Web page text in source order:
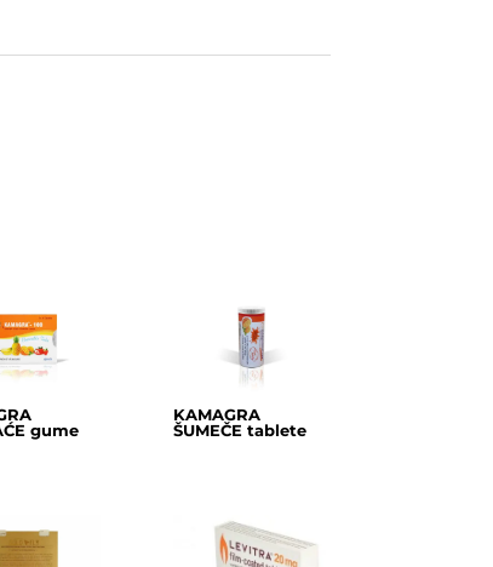
gume
KAMAGRA
ŠUMEČE tablete